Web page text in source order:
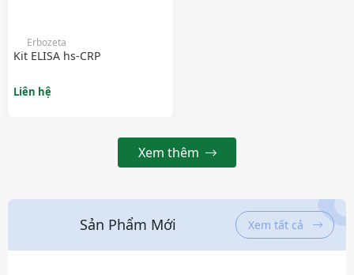
Erbozeta
Kit ELISA hs-CRP
Liên hệ
Xem thêm
Sản Phẩm Mới Xem tất cả